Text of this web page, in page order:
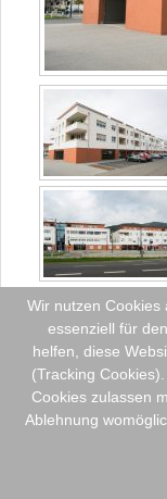
Wir nutzen Cookies
essenziell für
helfen, diese
(Tracking
Cookies zulassen
Ablehnung